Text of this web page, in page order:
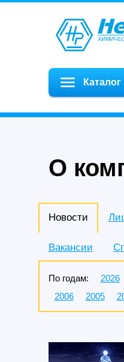
О
Новости
Вакансии
По годам: 2026
2006
2005